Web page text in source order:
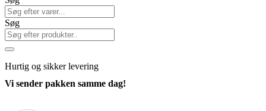
Søg
Hurtig og sikker levering
Vi sender pakken samme dag!